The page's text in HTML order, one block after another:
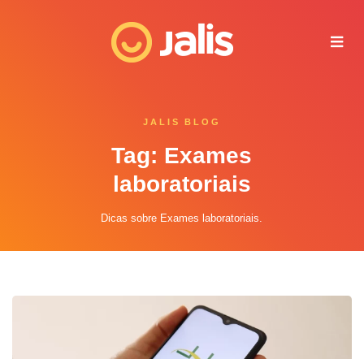
JALIS BLOG
Tag: Exames
laboratoriais
Dicas sobre Exames laboratoriais.
Juliana - Jalis